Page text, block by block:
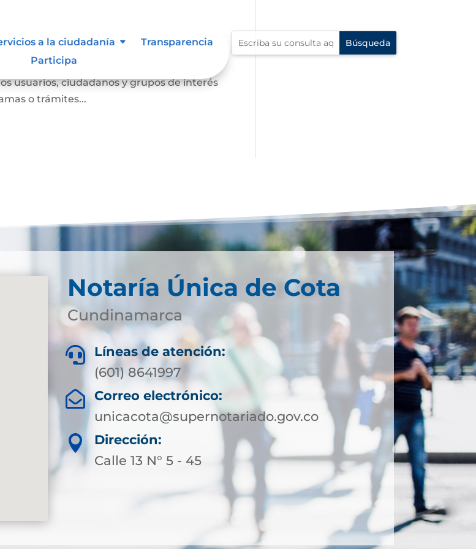
a la ciudadanía
Transparencia
Participa
que busca conocer las opiniones,
usuarios, ciudadanos y grupos de interés
o trámites...
Notaría Única de Cota
Cundinamarca

Líneas de atención:
(601) 8641997
 Correo electrónico:
unicacota@supernotariado.gov.co

Dirección:
Calle 13 N° 5 - 45